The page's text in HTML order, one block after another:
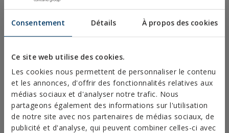
Consentement Détails À propos des cookies
Ce site web utilise des cookies.
Les cookies nous permettent de personnaliser le contenu
et les annonces, d'offrir des fonctionnalités relatives aux
médias sociaux et d'analyser notre trafic. Nous
partageons également des informations sur l'utilisation
de notre site avec nos partenaires de médias sociaux, de
publicité et d'analyse, qui peuvent combiner celles-ci avec
CROCHETS POUR GOUTTIÈRE
COLLIERS PLASTIQUES
SYSTÈMES D’INSTALLATION ET FIXATIONS POUR
PANNEAUX SOLAIRES
TIGE FILETÉE ET ACCESSOIRES DE FIXATION
FIXATIONS POUR SANITAIRES ET CLIMATISATION
DIY